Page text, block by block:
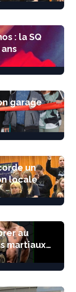
: la SQ
garage
un
locale
au
martiaux